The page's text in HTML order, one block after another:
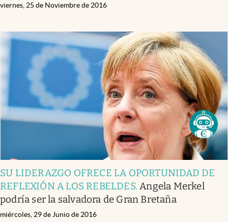
viernes, 25 de Noviembre de 2016
SU LIDERAZGO OFRECE LA OPORTUNIDAD DE
REFLEXIÓN A LOS REBELDES.Angela Merkel
podría ser la salvadora de Gran Bretaña
miércoles, 29 de Junio de 2016